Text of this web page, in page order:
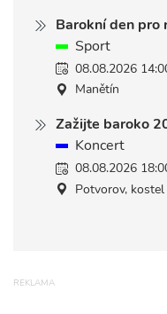
Barokní den pro
Sport
08.08.2026
Manětín
Zažijte baroko
Koncert
08.08.2026
Potvorov,